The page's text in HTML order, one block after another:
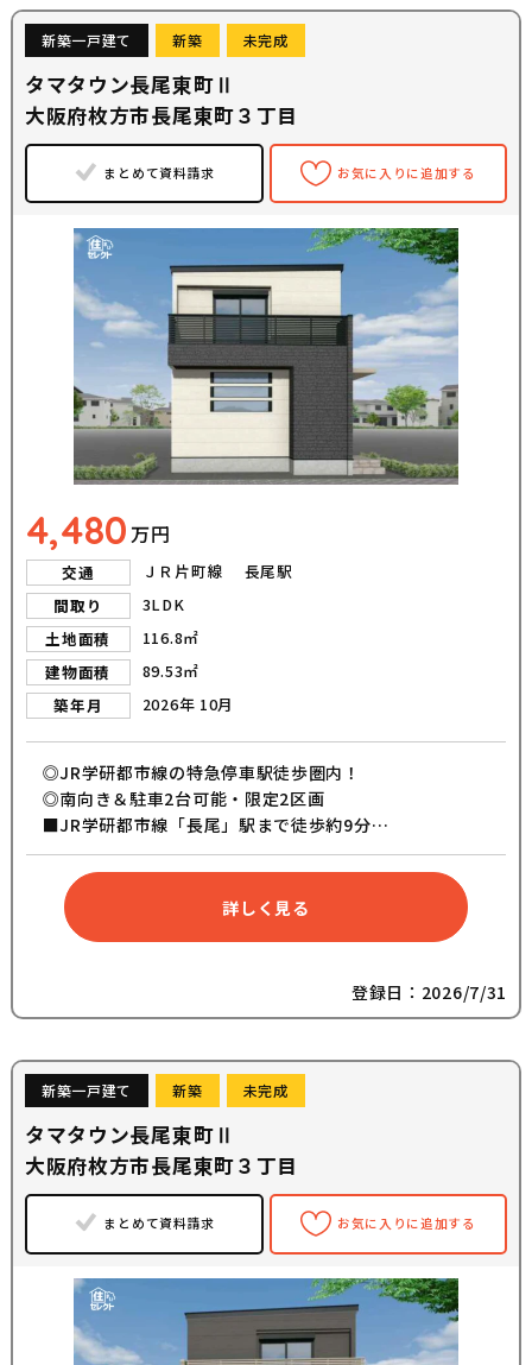
新築一戸建て 新築 未完成
タマタウン長尾東町Ⅱ
大阪府枚方市長尾東町３丁目
まとめて資料請求 お気に入りに追加する
4,480万円
交通
ＪＲ片町線 長尾駅
間取り
3LDK
土地面積
116.8㎡
建物面積
89.53㎡
築年月
2026年 10月
◎JR学研都市線の特急停車駅徒歩圏内！
◎南向き＆駐車2台可能・限定2区画
■JR学研都市線「長尾」駅まで徒歩約9分
■JR学研都市線「松井山手」駅まで徒歩約19分
■枚方市立菅原東小学校まで徒歩約18分
■カウンター付きスキップフロア
■吹き抜けを設けた明るいリビング
詳しく見る
登録日：2026/7/31
新築一戸建て 新築 未完成
タマタウン長尾東町Ⅱ
大阪府枚方市長尾東町３丁目
まとめて資料請求 お気に入りに追加する